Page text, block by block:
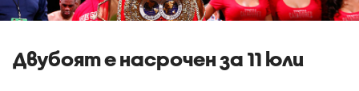
Двубоят е насрочен за 11 юли